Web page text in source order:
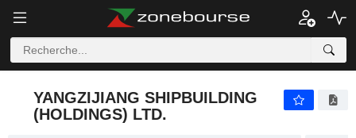
YANGZIJIANG SHIPBUILDING
(HOLDINGS) LTD.